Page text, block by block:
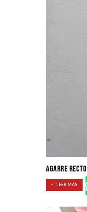
AGARRE RECTO
LEER MÁS